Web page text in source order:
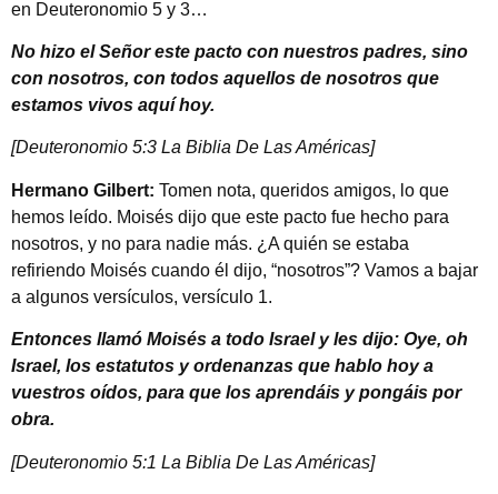
en Deuteronomio 5 y 3…
No hizo el Señor este pacto con nuestros padres, sino
con nosotros, con todos aquellos de nosotros que
estamos vivos aquí hoy.
[Deuteronomio 5:3 La Biblia De Las Américas]
Hermano Gilbert: Tomen nota, queridos amigos, lo que
hemos leído. Moisés dijo que este pacto fue hecho para
nosotros, y no para nadie más. ¿A quién se estaba
refiriendo Moisés cuando él dijo, “nosotros”? Vamos a bajar
a algunos versículos, versículo 1.
Entonces llamó Moisés a todo Israel y les dijo: Oye, oh
Israel, los estatutos y ordenanzas que hablo hoy a
vuestros oídos, para que los aprendáis y pongáis por
obra.
[Deuteronomio 5:1 La Biblia De Las Américas]